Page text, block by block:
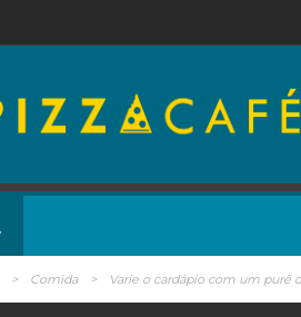
> Comida > Varie o cardápio com um